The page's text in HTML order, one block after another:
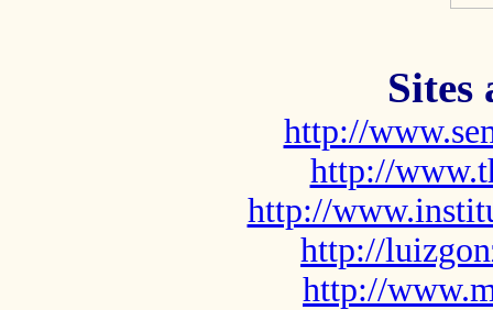
Sites
http://
http://
http://
http://
http://